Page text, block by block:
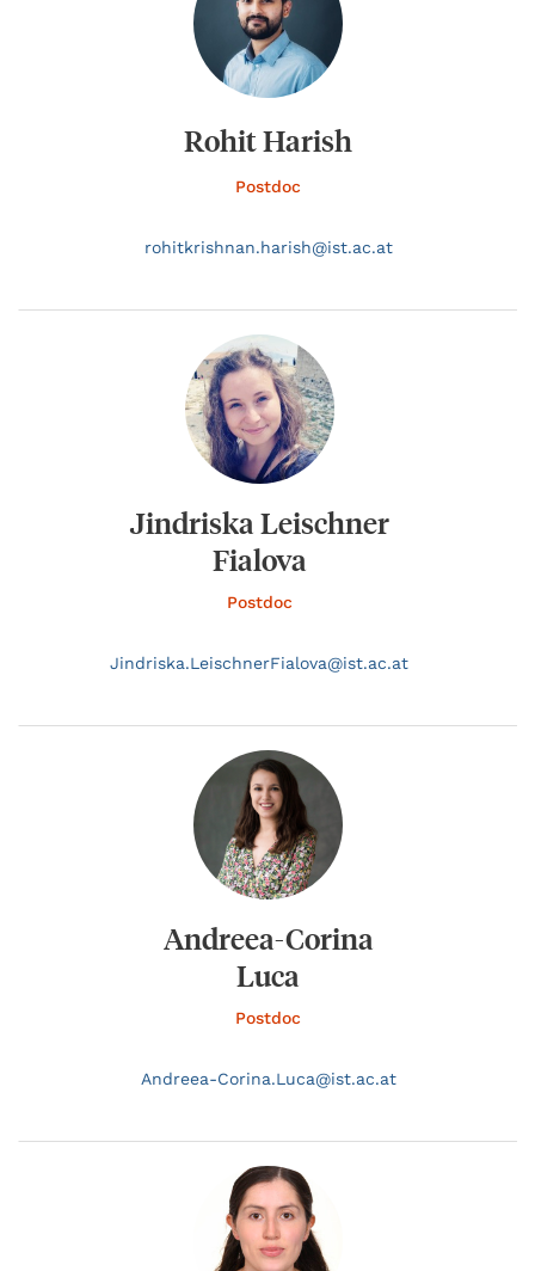
Rohit Harish
Postdoc
rohitkrishnan.harish@ist.ac.at
Jindriska Leischner
Fialova
Postdoc
Jindriska.LeischnerFialova@ist.ac.at
Andreea-Corina
Luca
Postdoc
Andreea-Corina.Luca@ist.ac.at